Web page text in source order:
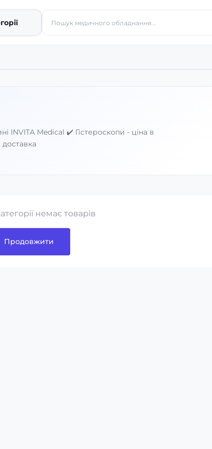
INVITA Medical ✔️ Гістероскопи - ціна в
немає товарів
Продовжити